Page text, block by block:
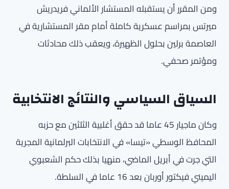
ومن المقرر أن يستقبله المستشار الألماني فريدريش
ميرتس بمراسم عسكرية كاملة أمام مقر المستشارية في
العاصمة برلين بحلول الظهيرة، ويعقب ذلك محادثات
ومؤتمر صحفي.
السياق السياسي والنتائج الانتخابية
وكان ماجيار 45 عاما قد حقق أغلبية الثلثين مع حزبه
المحافظ الوسطي «تيسا» في الانتخابات البرلمانية المجرية
التي جرت في أبريل الماضي، منهيا بذلك حكم الشعبوي
اليميني فيكتور أوربان بعد 16 عاما في السلطة.